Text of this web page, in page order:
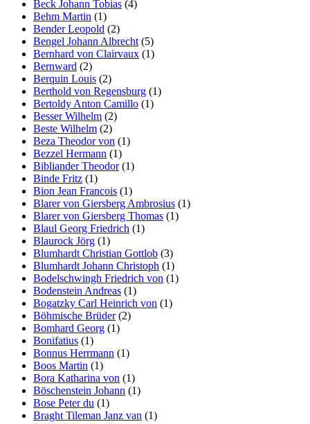
Beck Johann Tobias (4)
Behm Martin (1)
Bender Leopold (2)
Bengel Johann Albrecht (5)
Bernhard von Clairvaux (1)
Bernward (2)
Berquin Louis (2)
Berthold von Regensburg (1)
Bertoldy Anton Camillo (1)
Besser Wilhelm (2)
Beste Wilhelm (2)
Beza Theodor von (1)
Bezzel Hermann (1)
Bibliander Theodor(1)
Binde Fritz (1)
Bion Jean Francois (1)
Blarer von Giersberg Ambrosius (1)
Blarer von Giersberg Thomas (1)
Blaul Georg Friedrich (1)
Blaurock Jörg (1)
Blumhardt Christian Gottlob (3)
Blumhardt Johann Christoph (1)
Bodelschwingh Friedrich von (1)
Bodenstein Andreas (1)
Bogatzky Carl Heinrich von (1)
Böhmische Brüder(2)
Bomhard Georg (1)
Bonifatius (1)
Bonnus Herrmann (1)
Boos Martin (1)
Bora Katharina von (1)
Böschenstein Johann (1)
Bose Peter du (1)
Braght Tileman Janz van (1)